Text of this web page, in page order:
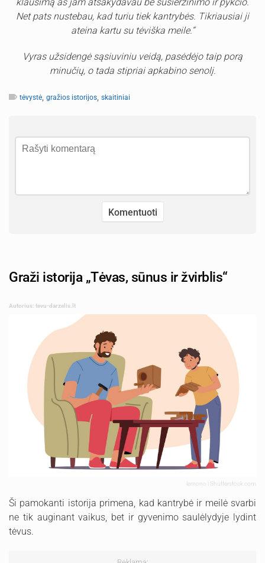
Net pats nustebau, kad turiu tiek kantrybės. Tikriausiai ji
ateina kartu su tėviška meile.“
Vyras užsidengė sąsiuviniu veidą, pasėdėjo taip porą
minučių, o tada stipriai apkabino senolį.
tėvystė, gražios istorijos, skaitiniai
Graži istorija „Tėvas, sūnus ir žvirblis“
Autorius: tevu-darzelis.lt
lemono | Shutterstock.com
Ši pamokanti istorija primena, kad kantrybė ir meilė svarbi
ne tik auginant vaikus, bet ir gyvenimo saulėlydyje lydint
tėvus.